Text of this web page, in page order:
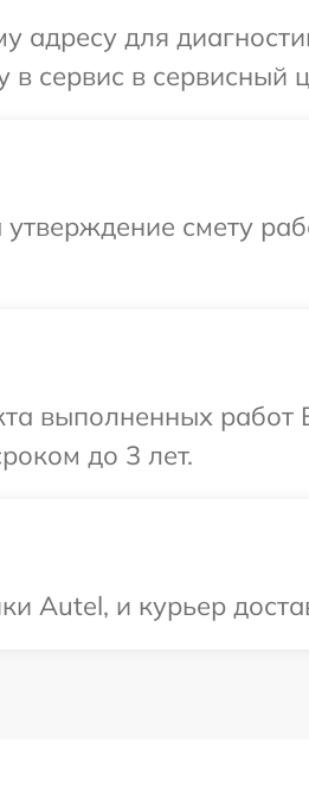
для
в сервис в сервисный
смету
выполненных работ
до 3 лет.
Autel, и курьер